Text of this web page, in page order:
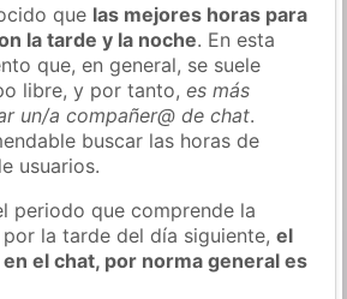
que las mejores horas para
la tarde y la noche. En esta
que, en general, se suele
libre, y por tanto,es más
un/a compañer@ de chat.
buscar las horas de
usuarios.
periodo que comprende la
por la tarde del día siguiente,el
el chat, por norma general es